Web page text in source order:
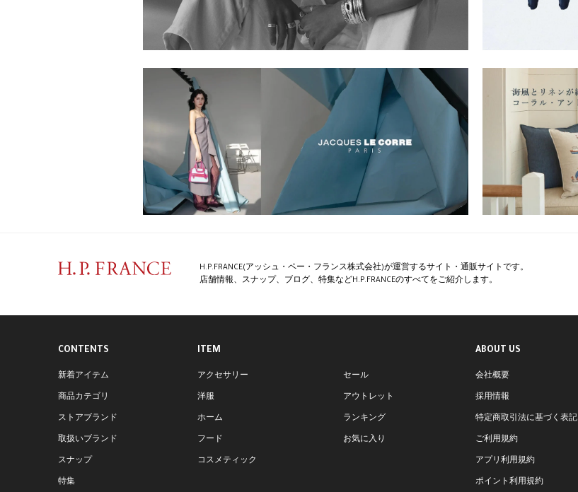
H.P.FRANCE(アッシュ・ペー・フランス株式会社)が運営するサイト・通販サイトです。
店舗情報、スナップ、ブログ、特集などH.P.FRANCEのすべてをご紹介します。
CONTENTS
新着アイテム
商品カテゴリ
ストアブランド
取扱いブランド
スナップ
特集
ITEM
アクセサリー
洋服
ホーム
フード
コスメティック
セール
アウトレット
ランキング
お気に入り
ABOUT US
会社概要
採用情報
特定商取引法に基づく表記
ご利用規約
アプリ利用規約
ポイント利用規約